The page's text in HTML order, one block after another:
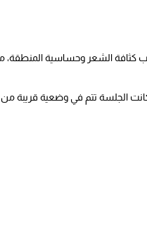
الشعر وحساسية المنطقة، ما
الجلسة تتم في وضعية قريبة